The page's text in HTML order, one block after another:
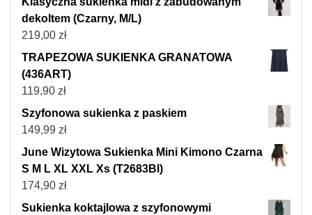
dekoltem (Czarny, M/L)
219,00 zł
TRAPEZOWA SUKIENKA GRANATOWA
(436ART)
119,90 zł
Szyfonowa sukienka z paskiem
149,99 zł
June Wizytowa Sukienka Mini Kimono Czarna
S M L XL XXL Xs (T2683Bl)
174,90 zł
Sukienka koktajlowa z szyfonowymi